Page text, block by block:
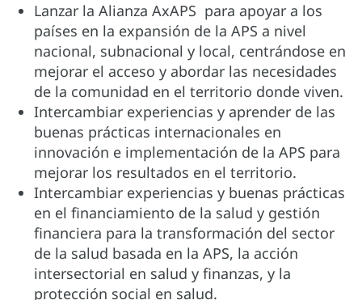
Lanzar la Alianza AxAPS para apoyar a los
países en la expansión de la APS a nivel
nacional, subnacional y local, centrándose en
mejorar el acceso y abordar las necesidades
de la comunidad en el territorio donde viven.
Intercambiar experiencias y aprender de las
buenas prácticas internacionales en
innovación e implementación de la APS para
mejorar los resultados en el territorio.
Intercambiar experiencias y buenas prácticas
en el financiamiento de la salud y gestión
financiera para la transformación del sector
de la salud basada en la APS, la acción
intersectorial en salud y finanzas, y la
protección social en salud.